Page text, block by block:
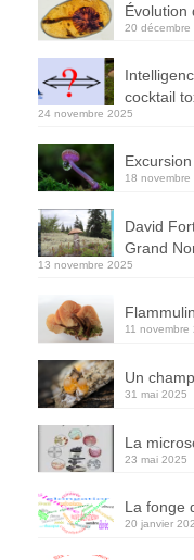
Évolution
20 décembre
cocktail
24 novembre 2025
18 novembre
David
Grand
13 novembre 2025
11 novembre
Un
31 mai 2025
La
23 mai 2025
La fonge
20 janvier